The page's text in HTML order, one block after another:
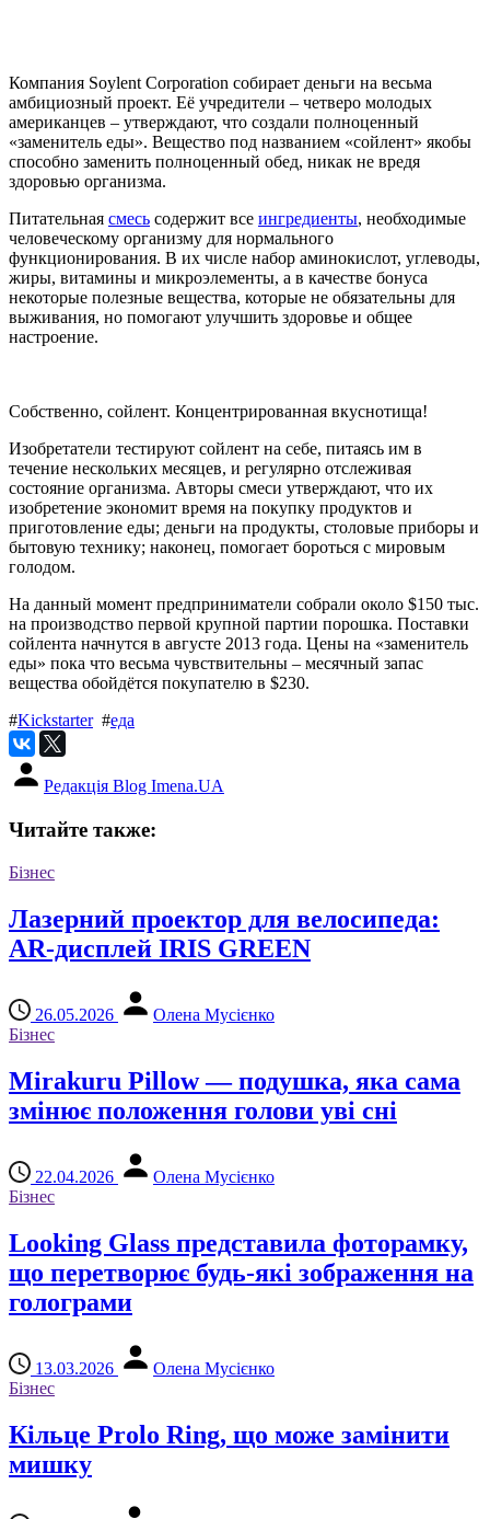
Компания Soylent Corporation собирает деньги на весьма
амбициозный проект. Её учредители – четверо молодых
американцев – утверждают, что создали полноценный
«заменитель еды». Вещество под названием «сойлент» якобы
способно заменить полноценный обед, никак не вредя
здоровью организма.
Питательная смесь содержит все ингредиенты, необходимые
человеческому организму для нормального
функционирования. В их числе набор аминокислот, углеводы,
жиры, витамины и микроэлементы, а в качестве бонуса
некоторые полезные вещества, которые не обязательны для
выживания, но помогают улучшить здоровье и общее
настроение.
Собственно, сойлент. Концентрированная вкуснотища!
Изобретатели тестируют сойлент на себе, питаясь им в
течение нескольких месяцев, и регулярно отслеживая
состояние организма. Авторы смеси утверждают, что их
изобретение экономит время на покупку продуктов и
приготовление еды; деньги на продукты, столовые приборы и
бытовую технику; наконец, помогает бороться с мировым
голодом.
На данный момент предприниматели собрали около $150 тыс.
на производство первой крупной партии порошка. Поставки
сойлента начнутся в августе 2013 года. Цены на «заменитель
еды» пока что весьма чувствительны – месячный запас
вещества обойдётся покупателю в $230.
#Kickstarter#еда
Редакція Blog Imena.UA
Читайте также:
Бізнес
Лазерний проектор для велосипеда:
AR-дисплей IRIS GREEN
26.05.2026
Олена Мусієнко
Бізнес
Mirakuru Pillow — подушка, яка сама
змінює положення голови уві сні
22.04.2026
Олена Мусієнко
Бізнес
Looking Glass представила фоторамку,
що перетворює будь-які зображення на
голограми
13.03.2026
Олена Мусієнко
Бізнес
Кільце Prolo Ring, що може замінити
мишку